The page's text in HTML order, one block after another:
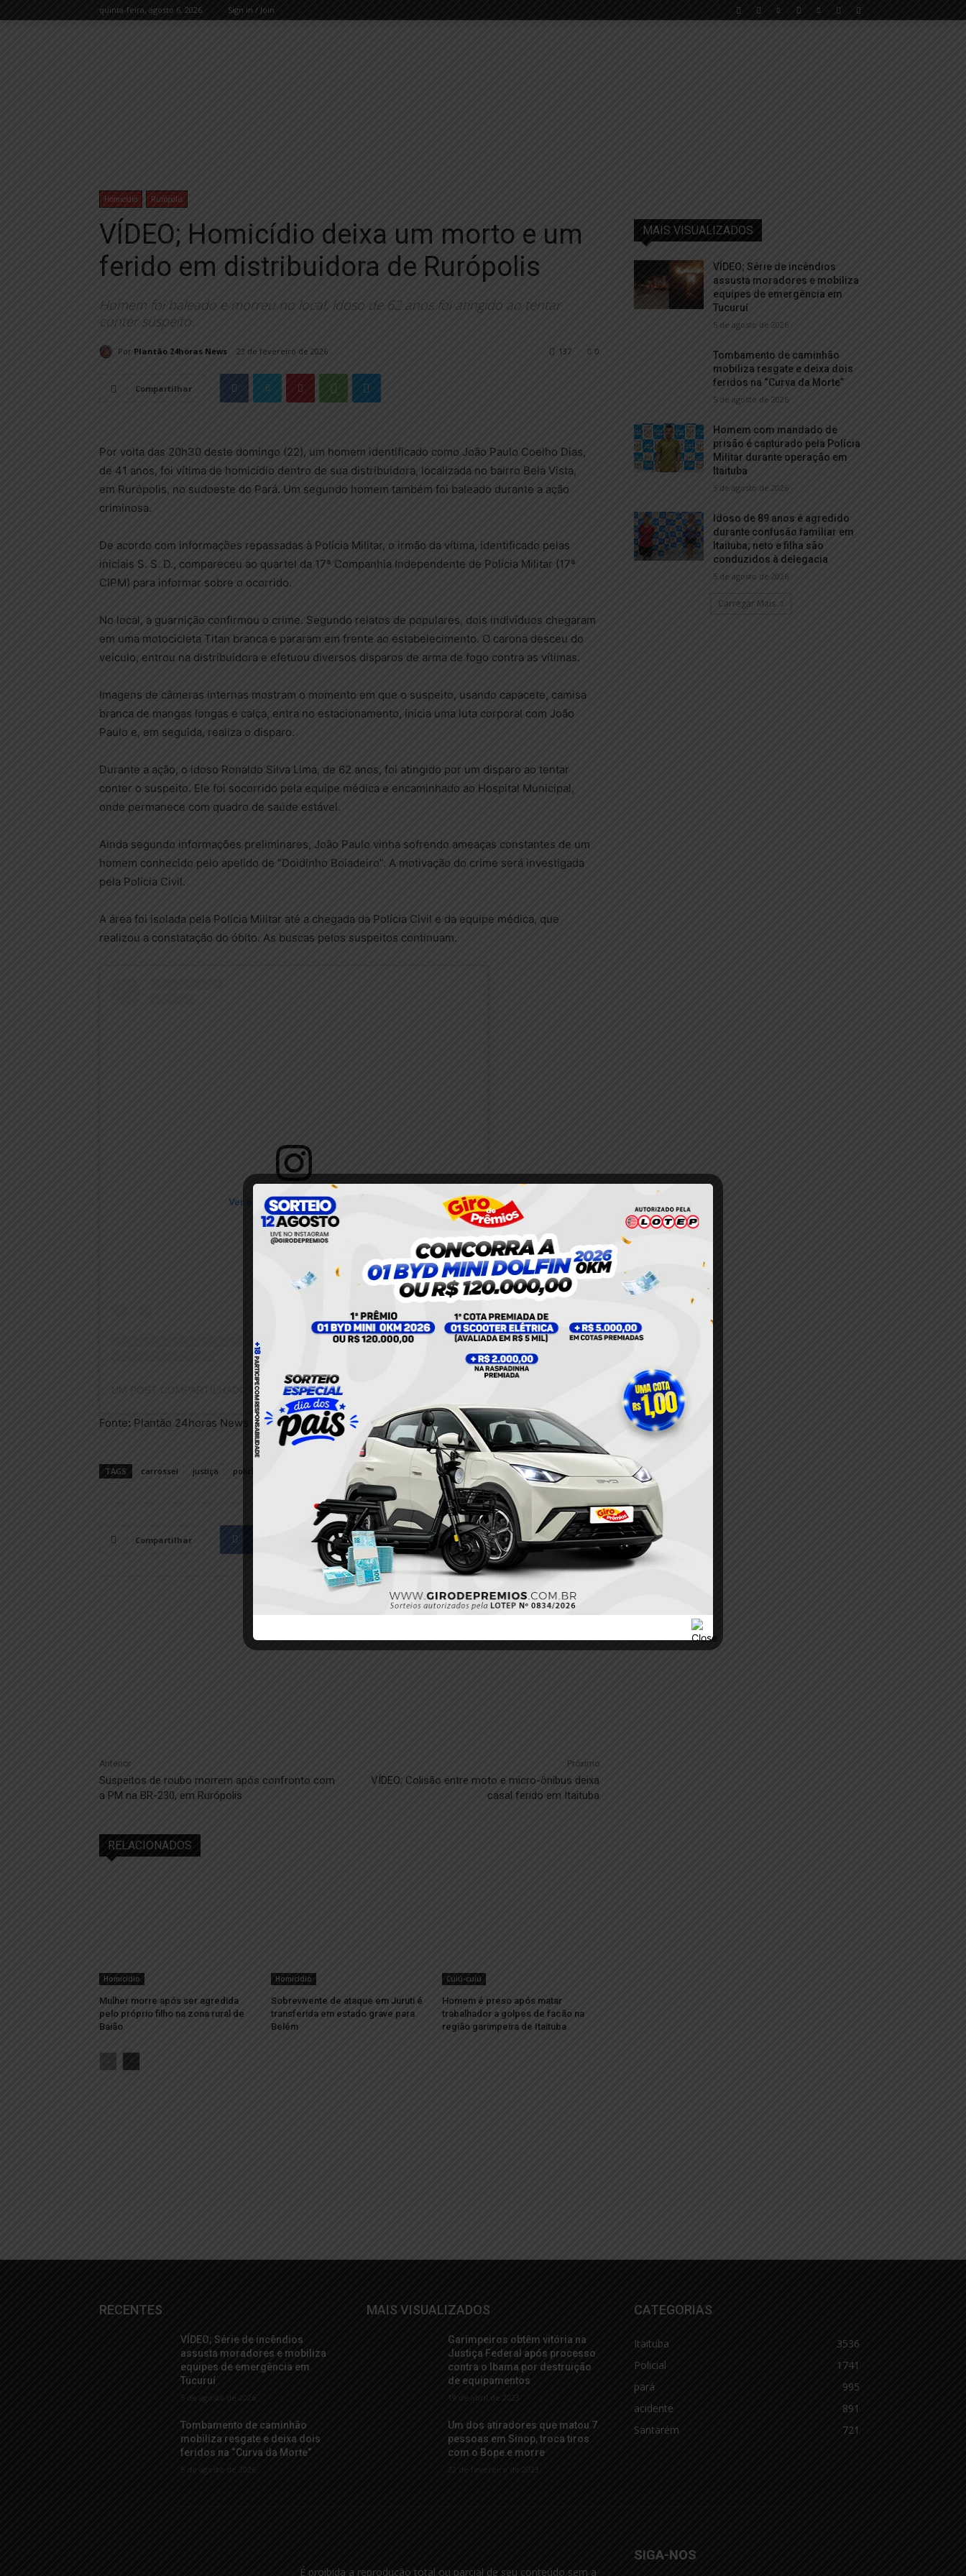
quinta-feira, agosto 6, 2026 Sign in / Join
Homicídio Rurópolis
VÍDEO; Homicídio deixa um morto e um
ferido em distribuidora de Rurópolis
Homem foi baleado e morreu no local; idoso de 62 anos foi atingido ao tentar
conter suspeito.
Por Plantão 24horas News 23 de fevereiro de 2026 0
137
Compartilhar
Por volta das 20h30 deste domingo (22), um homem identificado como João Paulo Coelho Dias,
de 41 anos, foi vítima de homicídio dentro de sua distribuidora, localizada no bairro Bela Vista,
em Rurópolis, no sudoeste do Pará. Um segundo homem também foi baleado durante a ação
criminosa.
De acordo com informações repassadas à Polícia Militar, o irmão da vítima, identificado pelas
iniciais S. S. D., compareceu ao quartel da 17ª Companhia Independente de Polícia Militar (17ª
CIPM) para informar sobre o ocorrido.
No local, a guarnição confirmou o crime. Segundo relatos de populares, dois indivíduos chegaram
em uma motocicleta Titan branca e pararam em frente ao estabelecimento. O carona desceu do
veículo, entrou na distribuidora e efetuou diversos disparos de arma de fogo contra as vítimas.
Imagens de câmeras internas mostram o momento em que o suspeito, usando capacete, camisa
branca de mangas longas e calça, entra no estacionamento, inicia uma luta corporal com João
Paulo e, em seguida, realiza o disparo.
Durante a ação, o idoso Ronaldo Silva Lima, de 62 anos, foi atingido por um disparo ao tentar
conter o suspeito. Ele foi socorrido pela equipe médica e encaminhado ao Hospital Municipal,
onde permanece com quadro de saúde estável.
Ainda segundo informações preliminares, João Paulo vinha sofrendo ameaças constantes de um
homem conhecido pelo apelido de “Doidinho Boiadeiro”. A motivação do crime será investigada
pela Polícia Civil.
A área foi isolada pela Polícia Militar até a chegada da Polícia Civil e da equipe médica, que
realizou a constatação do óbito. As buscas pelos suspeitos continuam.
Ver essa foto no Instagram
Fonte: Plantão 24horas News
TAGS carrossel justiça policia civil Policial
Compartilhar Twitter Pinterest WhatsApp
Anterior
Suspeitos de roubo morrem após confronto com
a PM na BR-230, em Rurópolis
Próximo
VÍDEO; Colisão entre moto e micro-ônibus deixa
casal ferido em Itaituba
RELACIONADOS
Homicídio
Mulher morre após ser agredida
pelo próprio filho na zona rural de
Baião
Homicídio
Sobrevivente de ataque em Juruti é
transferida em estado grave para
Belém
Cuiú-cuiú
Homem é preso após matar
trabalhador a golpes de facão na
região garimpeira de Itaituba
MAIS VISUALIZADOS
VÍDEO; Série de incêndios
assusta moradores e mobiliza
equipes de emergência em
Tucuruí
5 de agosto de 2026
Tombamento de caminhão
mobiliza resgate e deixa dois
feridos na “Curva da Morte”
5 de agosto de 2026
Homem com mandado de
prisão é capturado pela Polícia
Militar durante operação em
Itaituba
5 de agosto de 2026
Idoso de 89 anos é agredido
durante confusão familiar em
Itaituba; neto e filha são
conduzidos à delegacia
5 de agosto de 2026
Carregar Mais
RECENTES
VÍDEO; Série de incêndios
assusta moradores e mobiliza
equipes de emergência em
Tucuruí
5 de agosto de 2026
Tombamento de caminhão
mobiliza resgate e deixa dois
feridos na “Curva da Morte”
5 de agosto de 2026
MAIS VISUALIZADOS
Garimpeiros obtêm vitória na
Justiça Federal após processo
contra o Ibama por destruição
de equipamentos
19 de abril de 2023
Um dos atiradores que matou 7
pessoas em Sinop, troca tiros
com o Bope e morre
22 de fevereiro de 2023
CATEGORIAS
Itaituba
3536
Policial
1741
pará
995
acidente
891
Santarém
721
É proibida a reprodução total ou parcial de seu conteúdo sem a
SIGA-NOS